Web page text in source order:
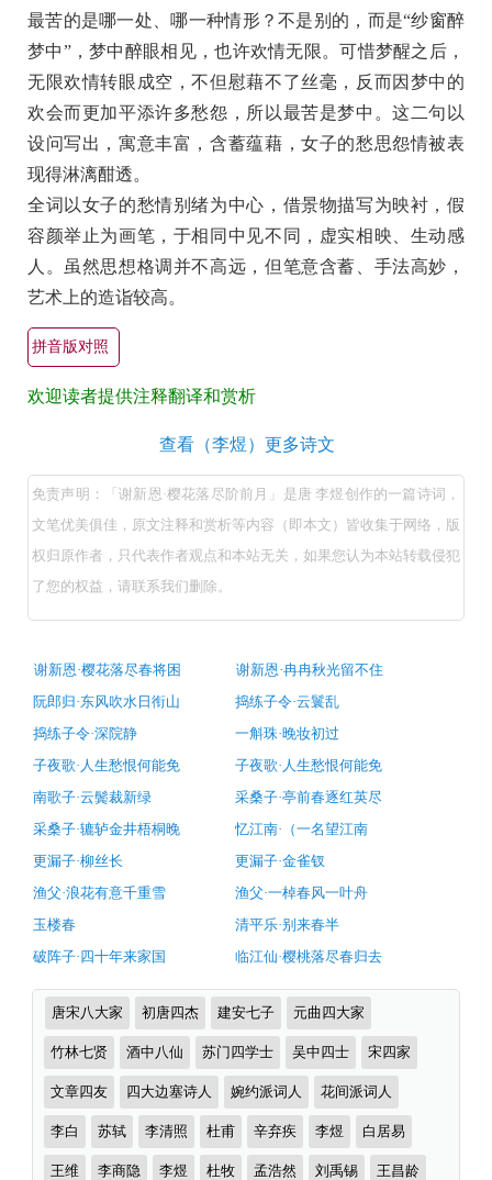
最苦的是哪一处、哪一种情形？不是别的，而是“纱窗醉
梦中”，梦中醉眼相见，也许欢情无限。可惜梦醒之后，
无限欢情转眼成空，不但慰藉不了丝毫，反而因梦中的
欢会而更加平添许多愁怨，所以最苦是梦中。这二句以
设问写出，寓意丰富，含蓄蕴藉，女子的愁思怨情被表
现得淋漓酣透。
全词以女子的愁情别绪为中心，借景物描写为映衬，假
容颜举止为画笔，于相同中见不同，虚实相映、生动感
人。虽然思想格调并不高远，但笔意含蓄、手法高妙，
艺术上的造诣较高。
拼音版对照
欢迎读者提供注释翻译和赏析
新
恩
樱
花
尽
文
注
释
翻
析
（完）-
查看（李煜）更多诗文
免责声明：「谢新恩·樱花落尽阶前月」是唐 李煜创作的一篇诗词，
文笔优美俱佳，原文注释和赏析等内容（即本文）皆收集于网络，版
权归原作者，只代表作者观点和本站无关，如果您认为本站转载侵犯
了您的权益，请联系我们删除。
古
词
推
荐
谢新恩·樱花落尽春将困
谢新恩·冉冉秋光留不住
阮郎归·东风吹水日衔山
捣练子令·云鬟乱
捣练子令·深院静
一斛珠·晚妆初过
子夜歌·人生愁恨何能免
子夜歌·人生愁恨何能免
南歌子·云鬓裁新绿
采桑子·亭前春逐红英尽
采桑子·辘轳金井梧桐晚
忆江南·（一名望江南
更漏子·柳丝长
更漏子·金雀钗
渔父·浪花有意千重雪
渔父·一棹春风一叶舟
玉楼春
清平乐·别来春半
破阵子·四十年来家国
临江仙·樱桃落尽春归去
诗
词
分
类
唐宋八大家 初唐四杰 建安七子 元曲四大家
竹林七贤 酒中八仙 苏门四学士 吴中四士 宋四家
文章四友 四大边塞诗人 婉约派词人 花间派词人
李白 苏轼 李清照 杜甫 辛弃疾 李煜 白居易
王维 李商隐 李煜 杜牧 孟浩然 刘禹锡 王昌龄